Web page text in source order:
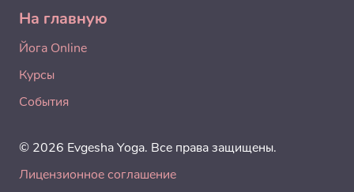
На главную
Йога Online
Курсы
События
© 2026 Evgesha Yoga. Все права защищены.
Лицензионное соглашение